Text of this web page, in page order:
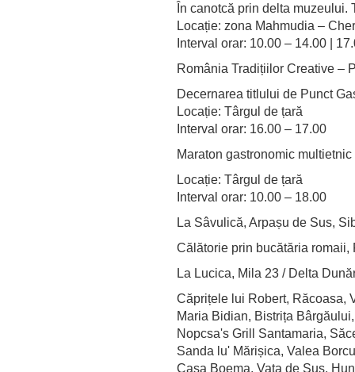
În canotcă prin delta muzeului.
Locație: zona Mahmudia –
Interval orar: 10.00 – 14.00 |
România Tradițiilor Creative –
Decernarea titlului de Punct
Locație: Târgul de țară
Interval orar: 16.00 – 17.00
Maraton gastronomic multietnic
Locație: Târgul de țară
Interval orar: 10.00 – 18.00
La Sâvulică, Arpașu de Sus,
Călătorie prin bucătăria romaii,
La Lucica, Mila 23 / Delta
Căprițele lui Robert, Răcoasa,
Maria Bidian, Bistrița
Nopcsa's Grill Santamaria,
Sanda lu' Mărișica, Valea
Casa Boema, Vața de Sus,